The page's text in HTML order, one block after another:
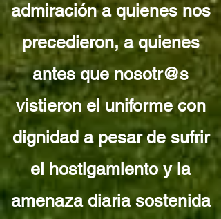
admiración a quienes nos
precedieron, a quienes
antes que nosotr@s
vistieron el uniforme con
dignidad a pesar de sufrir
el hostigamiento y la
amenaza diaria sostenida